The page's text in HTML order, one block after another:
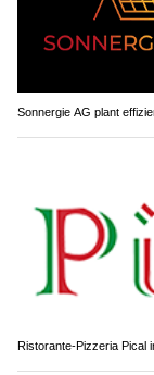
Sonnergie AG plant
Ristorante-Pizzeria Pical